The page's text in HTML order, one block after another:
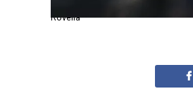
Rovella